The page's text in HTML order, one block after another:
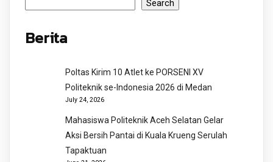
Search
Berita
Poltas Kirim 10 Atlet ke PORSENI XV
Politeknik se-Indonesia 2026 di Medan
July 24, 2026
Mahasiswa Politeknik Aceh Selatan Gelar
Aksi Bersih Pantai di Kuala Krueng Serulah
Tapaktuan